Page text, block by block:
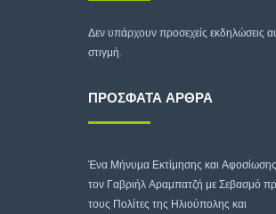
Δεν υπάρχουν προσεχείς εκδηλώσεις
στιγμή.
ΠΡΌΣΦΑΤΑ ΆΡΘΡΑ
Ένα Μήνυμα Εκτίμησης και
τον Γαβριήλ Αραμπατζή με Σεβασμό
τους Πολίτες της Ηλιούπολης και